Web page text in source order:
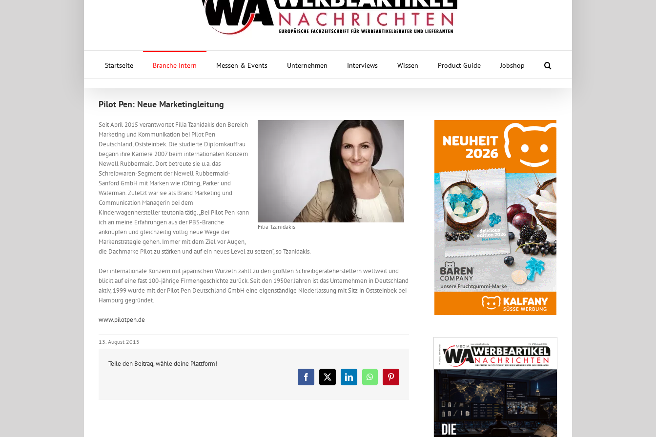
Startseite Branche Intern Messen & Events Unternehmen Interviews Wissen Product Guide Jobshop
Pilot Pen: Neue Marketingleitung
Filia Tzanidakis
Seit April 2015 verantwortet Filia Tzanidakis den Bereich
Marketing und Kommunikation bei Pilot Pen
Deutschland, Oststeinbek. Die studierte Diplomkauffrau
begann ihre Karriere 2007 beim internationalen Konzern
Newell Rubbermaid. Dort betreute sie u.a. das
Schreibwaren-Segment der Newell Rubbermaid-
Sanford GmbH mit Marken wie rOtring, Parker und
Waterman. Zuletzt war sie als Brand Marketing und
Communication Managerin bei dem
Kinderwagenhersteller teutonia tätig. „Bei Pilot Pen kann
ich an meine Erfahrungen aus der PBS-Branche
anknüpfen und gleichzeitig völlig neue Wege der
Markenstrategie gehen. Immer mit dem Ziel vor Augen,
die Dachmarke Pilot zu stärken und auf ein neues Level zu setzen“, so Tzanidakis.
Der internationale Konzern mit japanischen Wurzeln zählt zu den größten Schreibgeräteherstellern weltweit und
blickt auf eine fast 100-jährige Firmengeschichte zurück. Seit den 1950er Jahren ist das Unternehmen in Deutschland
aktiv, 1999 wurde mit der Pilot Pen Deutschland GmbH eine eigenständige Niederlassung mit Sitz in Oststeinbek bei
Hamburg gegründet.
www.pilotpen.de
13. August 2015
Teile den Beitrag, wähle deine Plattform!
Facebook
X LinkedInWhatsAppPinterest